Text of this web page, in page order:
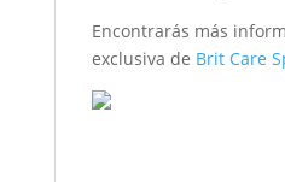
Encontrarás más
exclusiva de Brit Care